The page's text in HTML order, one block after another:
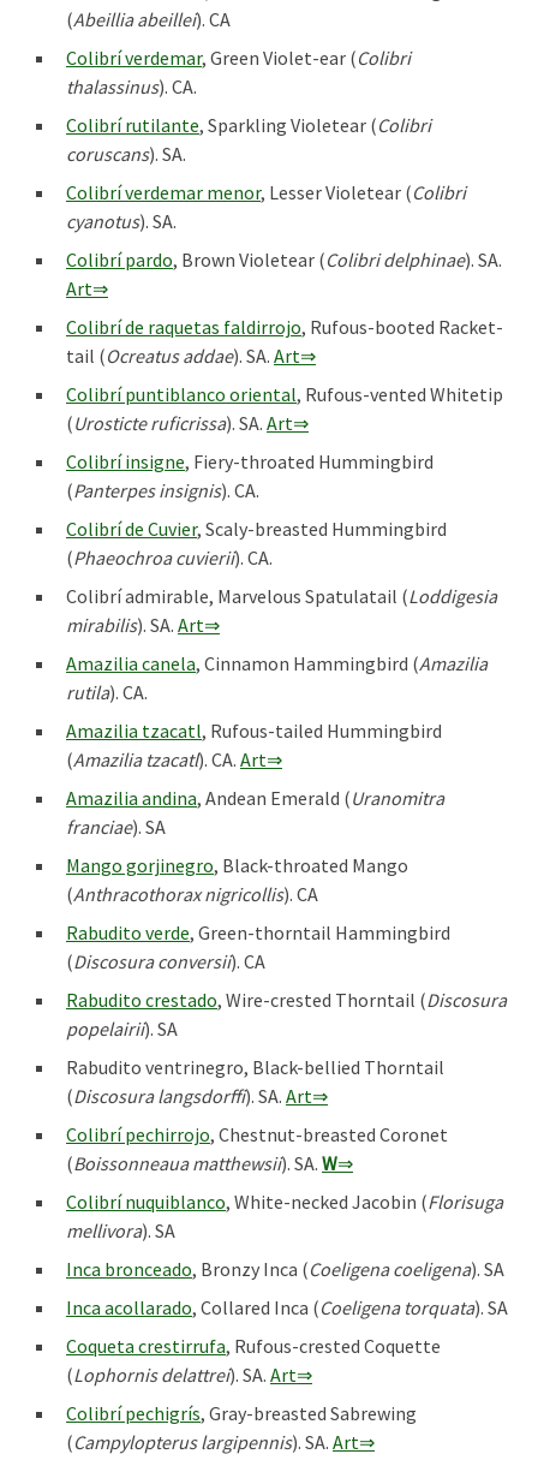
(Abeillia abeillei). CA
Colibrí verdemar, Green Violet-ear (Colibri
thalassinus). CA.
Colibrí rutilante, Sparkling Violetear (Colibri
coruscans). SA.
Colibrí verdemar menor, Lesser Violetear (Colibri
cyanotus). SA.
Colibrí pardo, Brown Violetear (Colibri delphinae). SA.
Art⇒
Colibrí de raquetas faldirrojo, Rufous-booted Racket-
tail (Ocreatus addae). SA. Art⇒
Colibrí puntiblanco oriental, Rufous-vented Whitetip
(Urosticte ruficrissa). SA. Art⇒
Colibrí insigne, Fiery-throated Hummingbird
(Panterpes insignis). CA.
Colibrí de Cuvier, Scaly-breasted Hummingbird
(Phaeochroa cuvierii). CA.
Colibrí admirable, Marvelous Spatulatail (Loddigesia
mirabilis). SA. Art⇒
Amazilia canela, Cinnamon Hammingbird (Amazilia
rutila). CA.
Amazilia tzacatl, Rufous-tailed Hummingbird
(Amazilia tzacatl). CA. Art⇒
Amazilia andina, Andean Emerald (Uranomitra
franciae). SA
Mango gorjinegro, Black-throated Mango
(Anthracothorax nigricollis). CA
Rabudito verde, Green-thorntail Hammingbird
(Discosura conversii). CA
Rabudito crestado, Wire-crested Thorntail (Discosura
popelairii). SA
Rabudito ventrinegro, Black-bellied Thorntail
(Discosura langsdorffi). SA. Art⇒
Colibrí pechirrojo, Chestnut-breasted Coronet
(Boissonneaua matthewsii). SA. W⇒
Colibrí nuquiblanco, White-necked Jacobin (Florisuga
mellivora). SA
Inca bronceado, Bronzy Inca (Coeligena coeligena). SA
Inca acollarado, Collared Inca (Coeligena torquata). SA
Coqueta crestirrufa, Rufous-crested Coquette
(Lophornis delattrei). SA. Art⇒
Colibrí pechigrís, Gray-breasted Sabrewing
(Campylopterus largipennis). SA. Art⇒